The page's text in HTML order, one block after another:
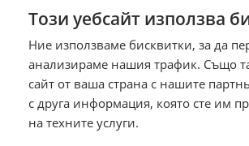
Този уебсайт използва
Ние използваме бисквитки, за да
анализираме нашия трафик. Също
сайт от ваша страна с нашите
с друга информация, която сте им
на техните услуги.